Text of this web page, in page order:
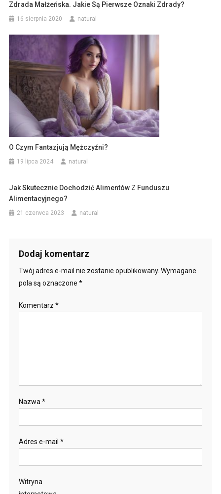
Zdrada Małżeńska. Jakie Są Pierwsze Oznaki Zdrady?
16 sierpnia 2020 natural
O Czym Fantazjują Mężczyźni?
19 lipca 2024 natural
Jak Skutecznie Dochodzić Alimentów Z Funduszu
Alimentacyjnego?
21 czerwca 2023 natural
Dodaj komentarz
Twój adres e-mail nie zostanie opublikowany. Wymagane
pola są oznaczone *
Komentarz *
Nazwa *
Adres e-mail *
Witryna